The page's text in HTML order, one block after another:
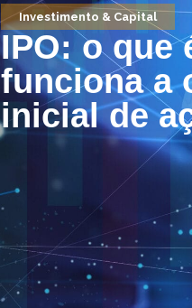
Investimento & Capital
IPO: o que
funciona a
inicial de